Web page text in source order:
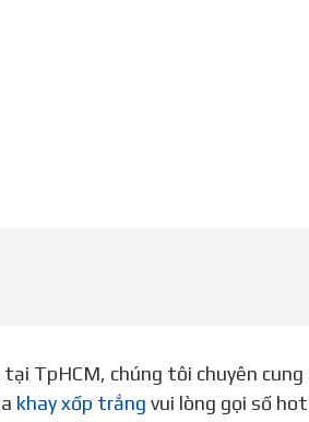
TpHCM, chúng tôi chuyên cung
khay xốp trắng vui lòng gọi số